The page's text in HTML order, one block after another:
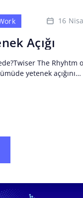
16
Açığı
The Rhyhtm
yetenek açığını